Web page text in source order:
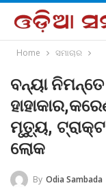
Home ସମାଚାର
ବନ୍ୟା
ମୃତ୍ୟୁ,
ଲୋକ
By Odia Sambada